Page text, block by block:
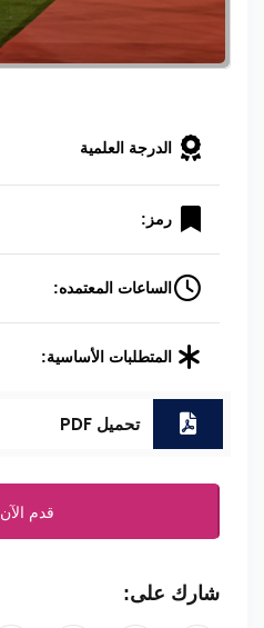
الدرجة العلمية
رمز:
الساعات المعتمده:
المتطلبات الأساسية:
تحميل PDF
قدم الآن
شارك على: